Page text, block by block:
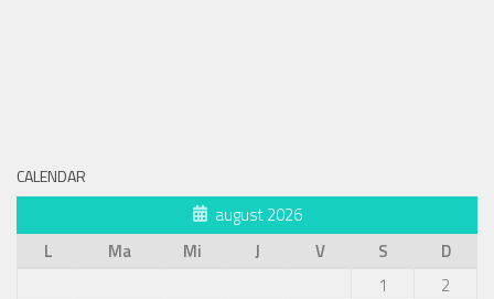
CALENDAR
august 2026
L
Ma Mi J V S
D
1
2